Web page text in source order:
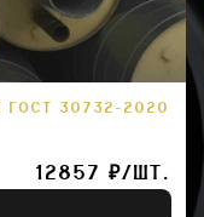
30732-2020
12857 ₽/ШТ.